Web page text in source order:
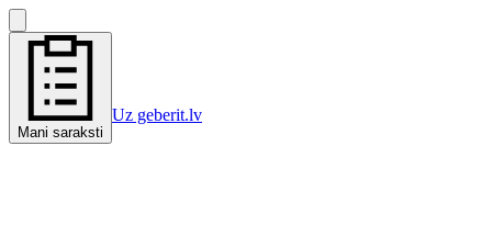
Mani saraksti
Uz geberit.lv